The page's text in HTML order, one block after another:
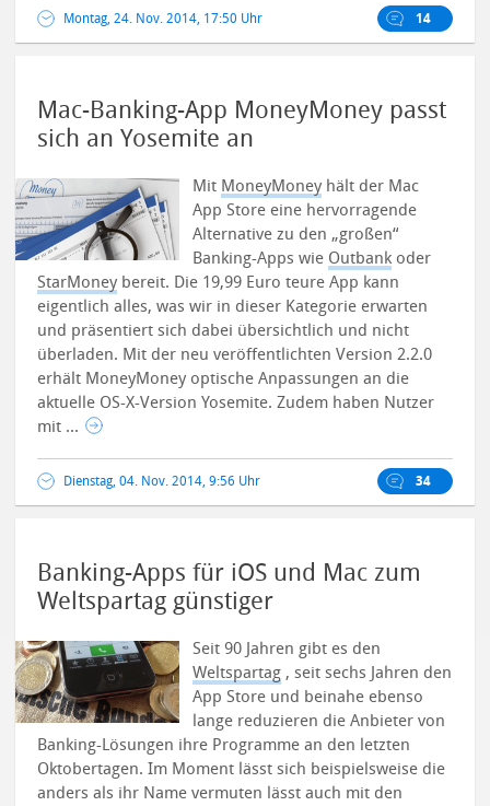
Montag, 24. Nov. 2014, 17:50 Uhr 14
Mac-Banking-App MoneyMoney passt
sich an Yosemite an
Mit MoneyMoney hält der Mac
App Store eine hervorragende
Alternative zu den „großen“
Banking-Apps wie Outbank oder
StarMoney bereit. Die 19,99 Euro teure App kann
eigentlich alles, was wir in dieser Kategorie erwarten
und präsentiert sich dabei übersichtlich und nicht
überladen. Mit der neu veröffentlichten Version 2.2.0
erhält MoneyMoney optische Anpassungen an die
aktuelle OS-X-Version Yosemite. Zudem haben Nutzer
mit ...
Dienstag, 04. Nov. 2014, 9:56 Uhr 34
Banking-Apps für iOS und Mac zum
Weltspartag günstiger
Seit 90 Jahren gibt es den
Weltspartag , seit sechs Jahren den
App Store und beinahe ebenso
lange reduzieren die Anbieter von
Banking-Lösungen ihre Programme an den letzten
Oktobertagen.Im Moment lässt sich beispielsweise die
anders als ihr Name vermuten lässt auch mit den